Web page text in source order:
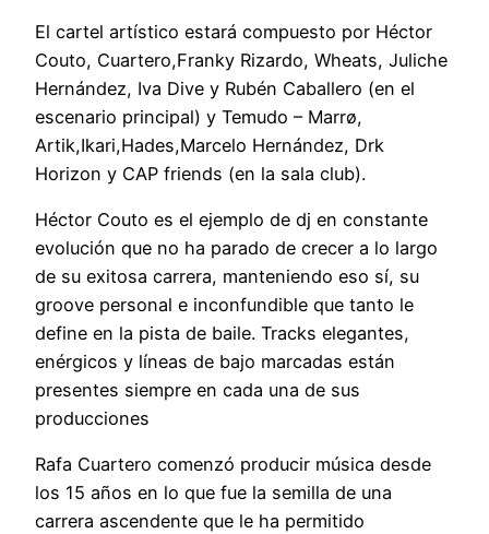
El cartel artístico estará compuesto por Héctor
Couto, Cuartero,Franky Rizardo, Wheats, Juliche
Hernández, Iva Dive y Rubén Caballero (en el
escenario principal) y Temudo – Marrø,
Artik,Ikari,Hades,Marcelo Hernández, Drk
Horizon y CAP friends (en la sala club).
Héctor Couto es el ejemplo de dj en constante
evolución que no ha parado de crecer a lo largo
de su exitosa carrera, manteniendo eso sí, su
groove personal e inconfundible que tanto le
define en la pista de baile. Tracks elegantes,
enérgicos y líneas de bajo marcadas están
presentes siempre en cada una de sus
producciones
Rafa Cuartero comenzó producir música desde
los 15 años en lo que fue la semilla de una
carrera ascendente que le ha permitido